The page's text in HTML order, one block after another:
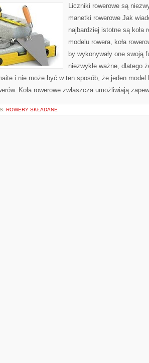
Liczniki rowerowe są
manetki rowerowe Jak
najbardziej istotne są koła
modelu rowera, koła
by wykonywały one swoją
niezwykle ważne, dlatego
i nie może być w ten sposób, że jeden model
Koła rowerowe zwłaszcza umożliwiają
ROWERY SKŁADANE